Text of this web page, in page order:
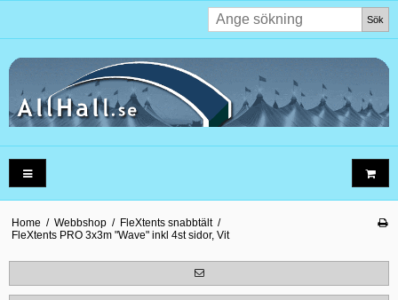
Sök
Home / Webbshop / FleXtents snabbtält /
FleXtents PRO 3x3m "Wave" inkl 4st sidor, Vit